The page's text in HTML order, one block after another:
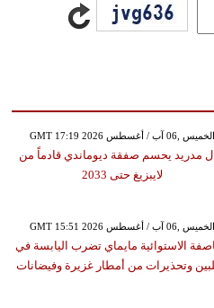
GMT 17:19 2026 الخميس ,06 آب / أغسطس
مدريد يحسم صفقة ديوماندي قادماً من
لايبزيغ حتى 2033
GMT 15:51 2026 الخميس ,06 آب / أغسطس
الاستوائية مايماي تضرب اليابسة في
وتحذيرات من أمطار غزيرة وفيضانات